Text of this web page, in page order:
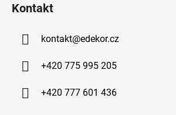
Kontakt
kontakt@edekor.cz
+420 775 995 205
+420 777 601 436